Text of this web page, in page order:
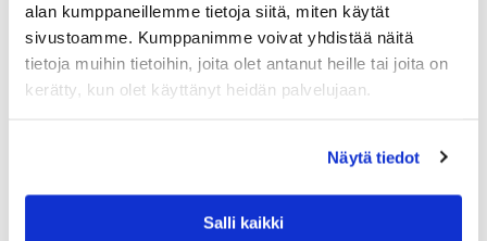
alan kumppaneillemme tietoja siitä, miten käytät
sivustoamme. Kumppanimme voivat yhdistää näitä
tietoja muihin tietoihin, joita olet antanut heille tai joita on
kerätty, kun olet käyttänyt heidän palvelujaan.
Näytä tiedot
Salli kaikki
GANT HOME
OXFORD THROW TORKKUPEITTO, RHODOR
ENDRON
Gantin Oxford- sarjan torkkupeitto hemmottelee
Gant-label. Valikoimastamme löydät myös tyynynpäälliset